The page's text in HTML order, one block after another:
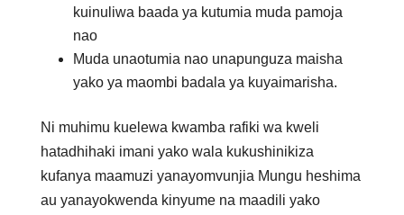
kuinuliwa baada ya kutumia muda pamoja
nao
Muda unaotumia nao unapunguza maisha
yako ya maombi badala ya kuyaimarisha.
Ni muhimu kuelewa kwamba rafiki wa kweli
hatadhihaki imani yako wala kukushinikiza
kufanya maamuzi yanayomvunjia Mungu heshima
au yanayokwenda kinyume na maadili yako